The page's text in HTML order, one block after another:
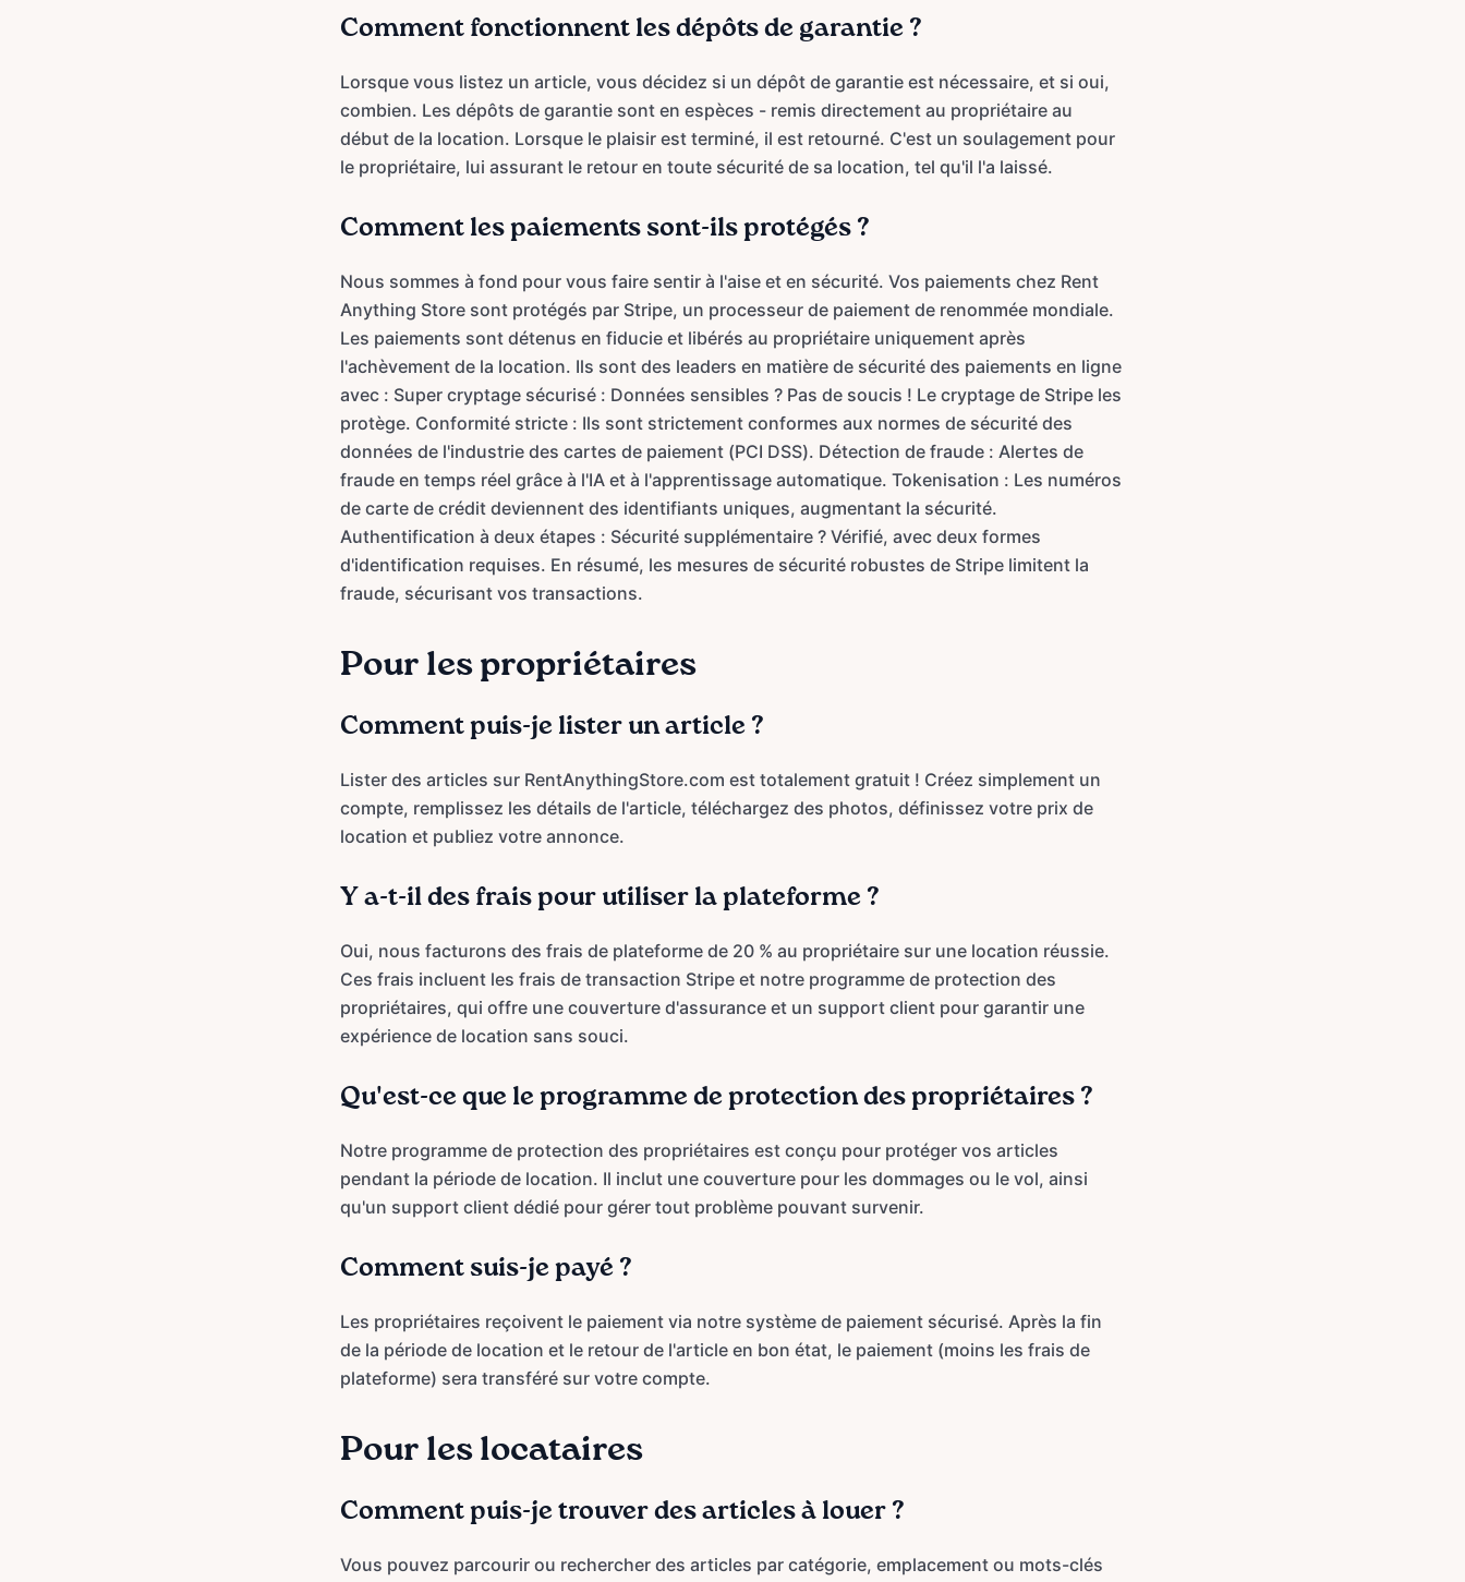
Comment fonctionnent les dépôts de garantie ?
Lorsque vous listez un article, vous décidez si un dépôt de garantie est nécessaire, et si oui,
combien. Les dépôts de garantie sont en espèces - remis directement au propriétaire au
début de la location. Lorsque le plaisir est terminé, il est retourné. C'est un soulagement pour
le propriétaire, lui assurant le retour en toute sécurité de sa location, tel qu'il l'a laissé.
Comment les paiements sont-ils protégés ?
Nous sommes à fond pour vous faire sentir à l'aise et en sécurité. Vos paiements chez Rent
Anything Store sont protégés par Stripe, un processeur de paiement de renommée mondiale.
Les paiements sont détenus en fiducie et libérés au propriétaire uniquement après
l'achèvement de la location. Ils sont des leaders en matière de sécurité des paiements en ligne
avec : Super cryptage sécurisé : Données sensibles ? Pas de soucis ! Le cryptage de Stripe les
protège. Conformité stricte : Ils sont strictement conformes aux normes de sécurité des
données de l'industrie des cartes de paiement (PCI DSS). Détection de fraude : Alertes de
fraude en temps réel grâce à l'IA et à l'apprentissage automatique. Tokenisation : Les numéros
de carte de crédit deviennent des identifiants uniques, augmentant la sécurité.
Authentification à deux étapes : Sécurité supplémentaire ? Vérifié, avec deux formes
d'identification requises. En résumé, les mesures de sécurité robustes de Stripe limitent la
fraude, sécurisant vos transactions.
Pour les propriétaires
Comment puis-je lister un article ?
Lister des articles sur RentAnythingStore.com est totalement gratuit ! Créez simplement un
compte, remplissez les détails de l'article, téléchargez des photos, définissez votre prix de
location et publiez votre annonce.
Y a-t-il des frais pour utiliser la plateforme ?
Oui, nous facturons des frais de plateforme de 20 % au propriétaire sur une location réussie.
Ces frais incluent les frais de transaction Stripe et notre programme de protection des
propriétaires, qui offre une couverture d'assurance et un support client pour garantir une
expérience de location sans souci.
Qu'est-ce que le programme de protection des propriétaires ?
Notre programme de protection des propriétaires est conçu pour protéger vos articles
pendant la période de location. Il inclut une couverture pour les dommages ou le vol, ainsi
qu'un support client dédié pour gérer tout problème pouvant survenir.
Comment suis-je payé ?
Les propriétaires reçoivent le paiement via notre système de paiement sécurisé. Après la fin
de la période de location et le retour de l'article en bon état, le paiement (moins les frais de
plateforme) sera transféré sur votre compte.
Pour les locataires
Comment puis-je trouver des articles à louer ?
Vous pouvez parcourir ou rechercher des articles par catégorie, emplacement ou mots-clés